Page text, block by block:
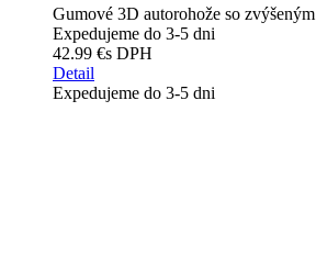
Gumové 3D autorohože so
Expedujeme do 3-5 dni
42.99 €s DPH
Detail
Expedujeme do 3-5 dni